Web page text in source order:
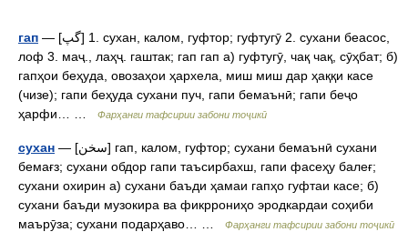
гап — [گپ] 1. сухан, калом, гуфтор; гуфтугӯ 2. сухани беасос,
лоф 3. маҷ., лаҳҷ. гаштак; гап гап а) гуфтугӯ, чақ чақ, сӯҳбат; б)
гапҳои беҳуда, овозаҳои ҳархела, миш миш дар ҳаққи касе
(чизе); гапи беҳуда сухани пуч, гапи бемаънӣ; гапи беҷо
ҳарфи… …
Фарҳанги тафсирии забони тоҷикӣ
сухан — [سخن] гап, калом, гуфтор; сухани бемаънӣ сухани
бемағз; сухани обдор гапи таъсирбахш, гапи фасеҳу балеғ;
сухани охирин а) сухани баъди ҳамаи гапҳо гуфтаи касе; б)
сухани баъди музокира ва фикррониҳо эродкардаи соҳиби
маърӯза; сухани подарҳаво… …
Фарҳанги тафсирии забони тоҷикӣ